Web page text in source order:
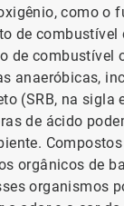
como o
de
de combustível
anaeróbicas,
(SRB, na sigla
de ácido
orgânicos de
organismos